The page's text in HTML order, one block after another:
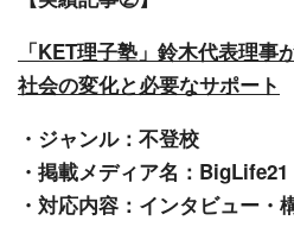
「KET理子塾」鈴木代表理事
社会の変化と必要なサポート
・ジャンル：不登校
・掲載メディア名：BigLife21
・対応内容：インタビュー・